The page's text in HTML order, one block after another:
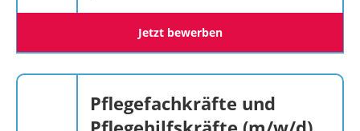
Jetzt bewerben
Pflegefachkräfte und